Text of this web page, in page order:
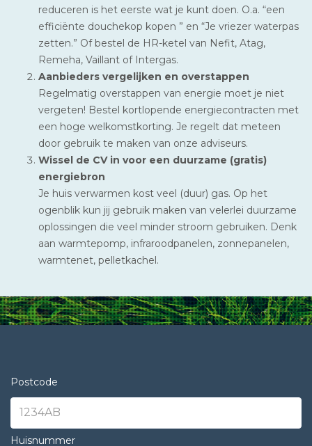
reduceren is het eerste wat je kunt doen. O.a. “een
efficiënte douchekop kopen ” en “Je vriezer waterpas
zetten.” Of bestel de HR-ketel van Nefit, Atag,
Remeha, Vaillant of Intergas.
Aanbieders vergelijken en overstappen
Regelmatig overstappen van energie moet je niet
vergeten! Bestel kortlopende energiecontracten met
een hoge welkomstkorting. Je regelt dat meteen
door gebruik te maken van onze adviseurs.
Wissel de CV in voor een duurzame (gratis)
energiebron
Je huis verwarmen kost veel (duur) gas. Op het
ogenblik kun jij gebruik maken van velerlei duurzame
oplossingen die veel minder stroom gebruiken. Denk
aan warmtepomp, infraroodpanelen, zonnepanelen,
warmtenet, pelletkachel.
Postcode
Huisnummer